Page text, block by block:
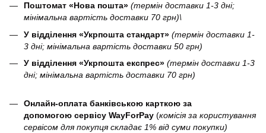
Поштомат «Нова пошта» (термін доставки 1-3 дні;
мінімальна вартість доставки 70 грн)\
У відділення «Укрпошта стандарт» (термін доставки 1-
3 дні; мінімальна вартість доставки 50 грн)
У відділення «Укрпошта експрес» (термін доставки 1-3
дні; мінімальна вартість доставки 70 грн)
Онлайн-оплата банківською карткою за
допомогою сервісу WayForPay (комісія за користування
сервісом для покупця складає 1% від суми покупки)